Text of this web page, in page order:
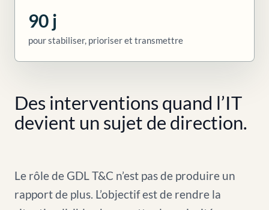
90 j
pour stabiliser, prioriser et transmettre
Des interventions quand l’IT
devient un sujet de direction.
Le rôle de GDL T&C n’est pas de produire un
rapport de plus. L’objectif est de rendre la